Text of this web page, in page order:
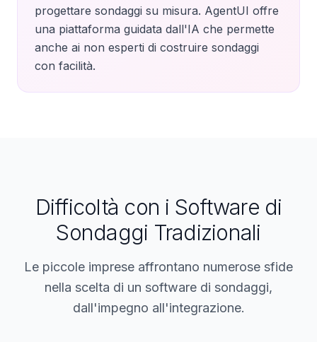
progettare sondaggi su misura. AgentUI offre
una piattaforma guidata dall'IA che permette
anche ai non esperti di costruire sondaggi
con facilità.
Difficoltà con i Software di
Sondaggi Tradizionali
Le piccole imprese affrontano numerose sfide
nella scelta di un software di sondaggi,
dall'impegno all'integrazione.